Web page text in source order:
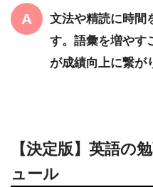
文法や精読に時間
す。語彙を増やす
が成績向上に繋が
【決定版】英語の
ュール